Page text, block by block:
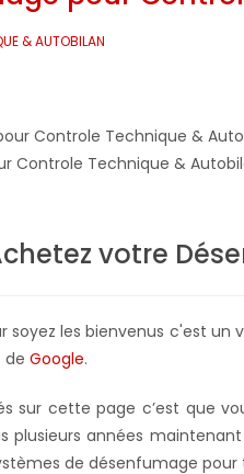
& AUTOBILAN
Controle Technique &
votre
soyez les bienvenus c'est
de Google.
sur cette page c’est que
plusieurs années maintenant
de désenfumage pour